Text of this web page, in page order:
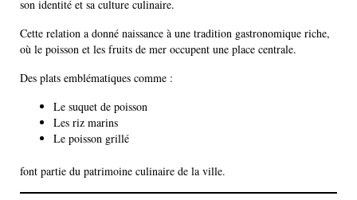
son identité et sa culture culinaire.
Cette relation a donné naissance à une tradition gastronomique riche,
où le poisson et les fruits de mer occupent une place centrale.
Des plats emblématiques comme :
Le suquet de poisson
Les riz marins
Le poisson grillé
font partie du patrimoine culinaire de la ville.